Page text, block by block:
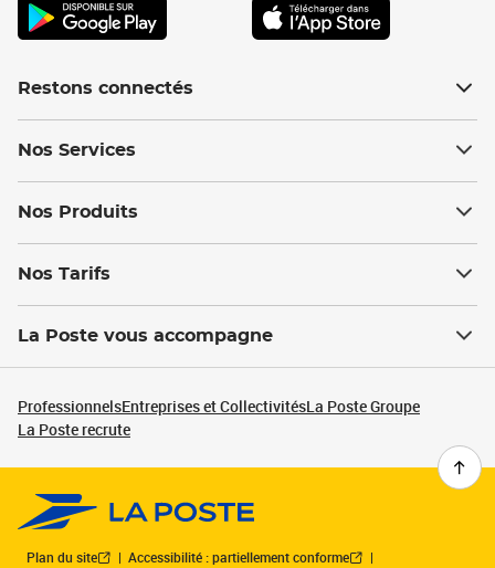
Restons connectés
Nos Services
Nos Produits
Nos Tarifs
La Poste vous accompagne
ProfessionnelsEntreprises et CollectivitésLa Poste Groupe
La Poste recrute
Plan du site Accessibilité : partiellement conforme